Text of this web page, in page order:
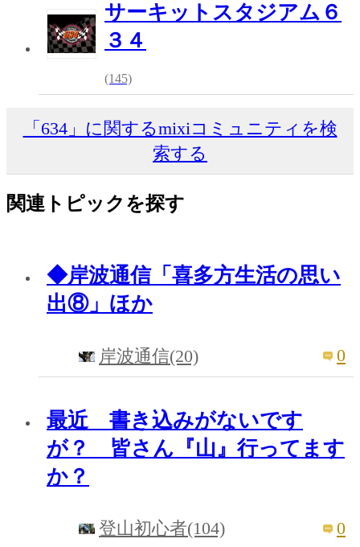
サーキットスタジアム６
３４
(145)
「634」に関するmixiコミュニティを検
索する
関連トピックを探す
◆岸波通信「喜多方生活の思い
出⑧」ほか
岸波通信(20) 0
最近 書き込みがないです
が？ 皆さん『山』行ってます
か？
登山初心者(104) 0